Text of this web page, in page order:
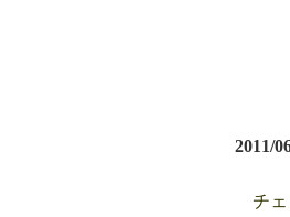
2011/
チェ